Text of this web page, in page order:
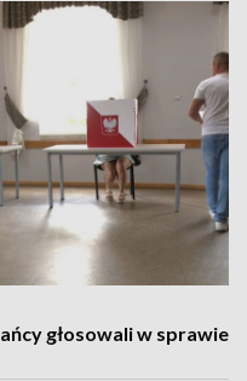
głosowali w sprawie